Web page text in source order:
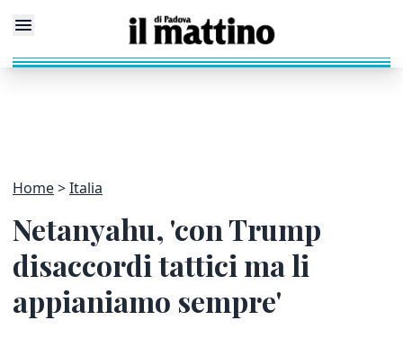
Home Italia
Netanyahu, 'con Trump
disaccordi tattici ma li
appianiamo sempre'